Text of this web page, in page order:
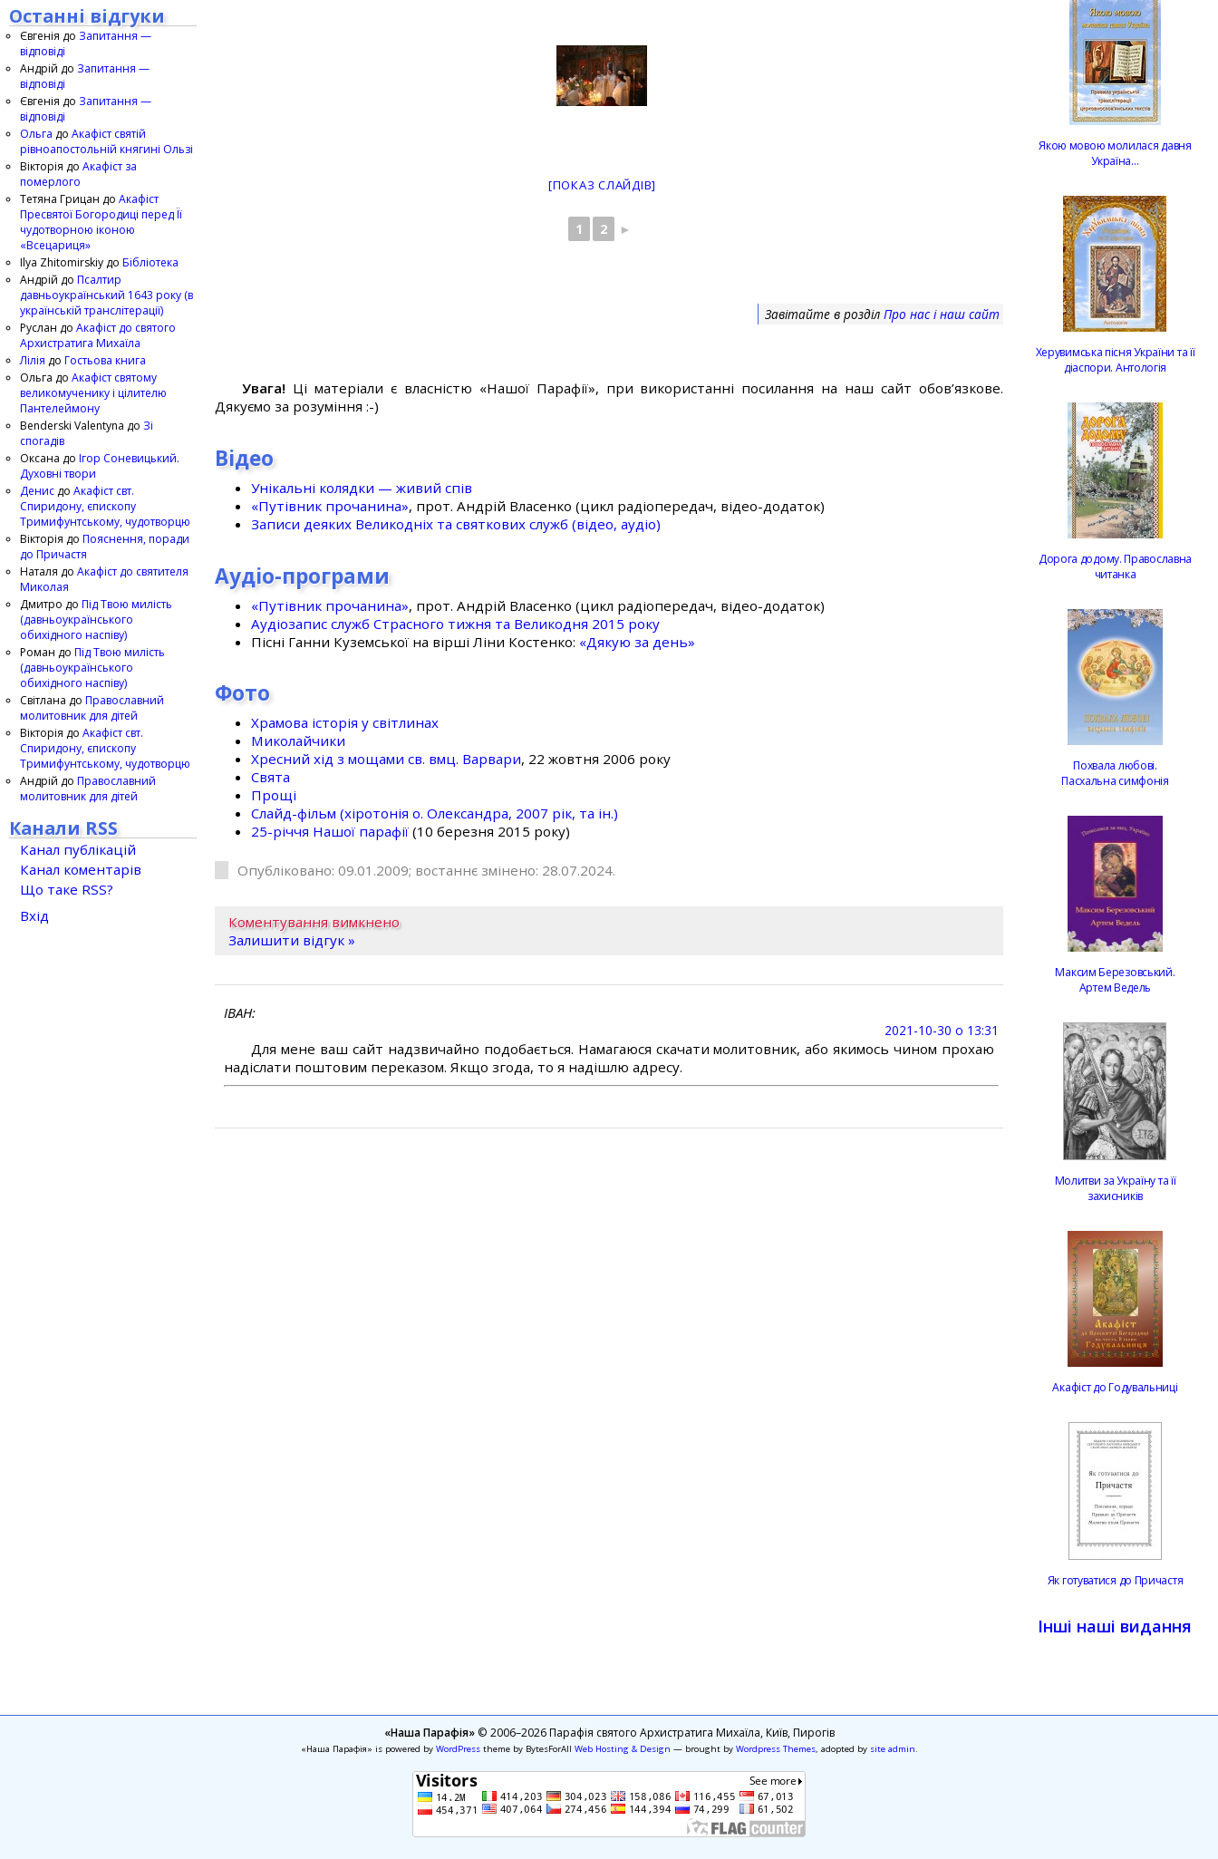
[ПОКАЗ СЛАЙДІВ]
1 2 ►
Завітайте в розділ Про нас і наш сайт
Увага! Ці матеріали є власністю «Нашої Парафії», при використанні посилання на наш сайт обов’язкове.
Дякуємо за розуміння :-)
Відео
Унікальні колядки — живий спів
«Путівник прочанина», прот. Андрій Власенко (цикл радіопередач, відео-додаток)
Записи деяких Великодніх та святкових служб (відео, аудіо)
Аудіо-програми
«Путівник прочанина», прот. Андрій Власенко (цикл радіопередач, відео-додаток)
Аудіозапис служб Страсного тижня та Великодня 2015 року
Пісні Ганни Куземської на вірші Ліни Костенко: «Дякую за день»
Фото
Храмова історія у світлинах
Миколайчики
Хресний хід з мощами св. вмц. Варвари, 22 жовтня 2006 року
Свята
Прощі
Слайд-фільм (хіротонія о. Олександра, 2007 рік, та ін.)
25-рiччя Нашої парафiї (10 березня 2015 року)
Опубліковано: 09.01.2009; востаннє змінено: 28.07.2024.
Коментування вимкнено
Залишити відгук »
ІВАН
2021-10-30 о 13:31
Для мене ваш сайт надзвичайно подобається. Намагаюся скачати молитовник, або якимось чином прохаю
надіслати поштовим переказом. Якщо згода, то я надішлю адресу.
Останні відгуки
Євгенія до Запитання —
відповіді
Андрій до Запитання —
відповіді
Євгенія до Запитання —
відповіді
Ольга до Акафіст святій
рівноапостольній княгині Ользі
Вікторія до Акафіст за
померлого
Тетяна Грицан до Акафіст
Пресвятої Богородиці перед Її
чудотворною іконою
«Всецариця»
Ilya Zhitomirskiy до Бібліотека
Андрій до Псалтир
давньоукраїнський 1643 року (в
українській транслітерації)
Руслан до Акафіст до святого
Архистратига Михаїла
Лілія до Гостьова книга
Ольга до Акафіст святому
великомученику і цілителю
Пантелеймону
Benderski Valentyna до Зі
спогадів
Оксана до Ігор Соневицький.
Духовні твори
Денис до Акафіст свт.
Спиридону, єпископу
Тримифунтському, чудотворцю
Вікторія до Пояснення, поради
до Причастя
Наталя до Акафіст до святителя
Миколая
Дмитро до Під Твою милість
(давньоукраїнського
обихідного наспіву)
Роман до Під Твою милість
(давньоукраїнського
обихідного наспіву)
Світлана до Православний
молитовник для дітей
Вікторія до Акафіст свт.
Спиридону, єпископу
Тримифунтському, чудотворцю
Андрій до Православний
молитовник для дітей
Канали RSS
Канал публікацій
Канал коментарів
Що таке RSS?
Вхід
Якою мовою молилася давня
Україна…
Херувимська пісня України та її
діаспори. Антологія
Дорога додому. Православна
читанка
Похвала любові.
Пасхальна симфонія
Максим Березовський.
Артем Ведель
Молитви за Україну та її
захисників
Акафіст до Годувальниці
Як готуватися до Причастя
Інші наші видання
«Наша Парафія»© 2006–2026 Парафія святого Архистратига Михаїла, Київ, Пирогів
«Наша Парафія» is powered by WordPresstheme by BytesForAll Web Hosting & Design — brought by Wordpress Themes, adopted by site admin.